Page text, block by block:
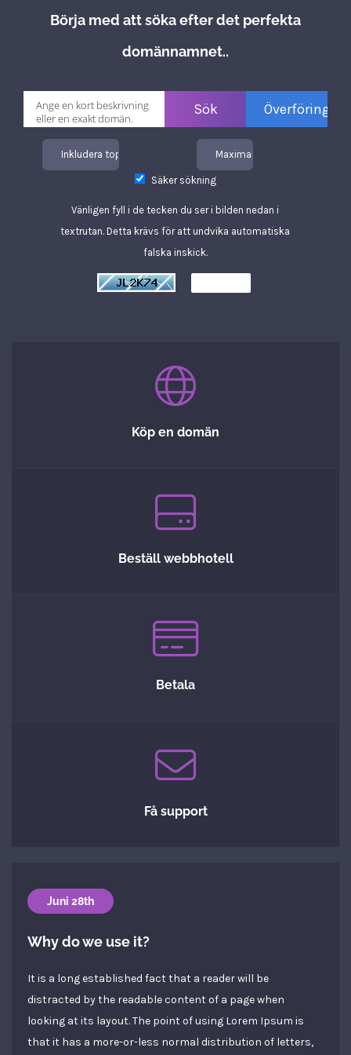
Börja med att söka efter det perfekta
domännamnet..
Inkludera toppdomäner Maximal längd
Säker sökning
Vänligen fyll i de tecken du ser i bilden nedan i
textrutan. Detta krävs för att undvika automatiska
falska inskick.
Köp en domän
Beställ webbhotell
Betala
Få support
Juni 28th
Why do we use it?
It is a long established fact that a reader will be
distracted by the readable content of a page when
looking at its layout. The point of using Lorem Ipsum is
that it has a more-or-less normal distribution of letters,